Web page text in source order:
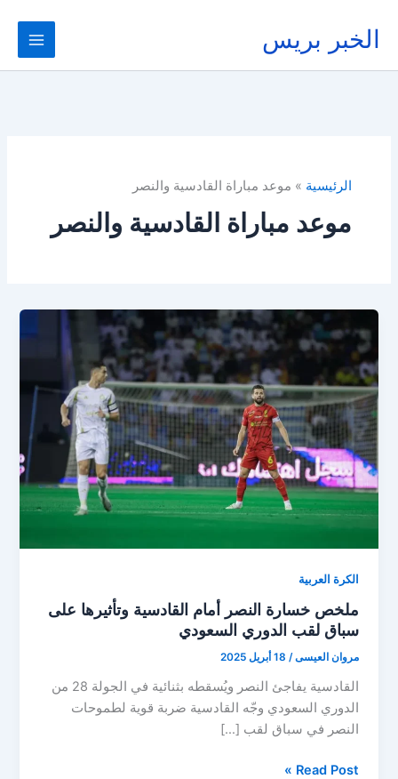
المحتوى
الخبر بريس
الرئيسية موعد مباراة القادسية والنصر
موعد مباراة القادسية والنصر
الكرة العربية
ملخص خسارة النصر أمام القادسية وتأثيرها على
سباق لقب الدوري السعودي
مروان العيسى/ 18 أبريل 2025
القادسية يفاجئ النصر ويُسقطه بثنائية في الجولة 28 من
الدوري السعودي وجّه القادسية ضربة قوية لطموحات
النصر في سباق لقب […]
ملخص
Read Post »